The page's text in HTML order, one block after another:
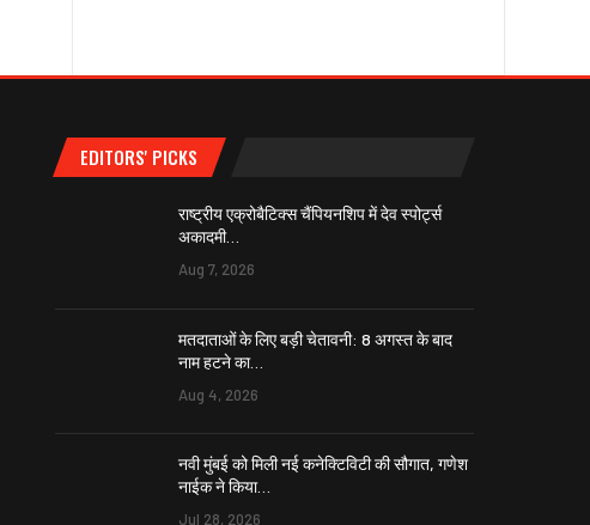
EDITORS' PICKS
राष्ट्रीय एक्रोबैटिक्स चैंपियनशिप में देव स्पोर्ट्स
अकादमी…
Aug 7, 2026
मतदाताओं के लिए बड़ी चेतावनी: 8 अगस्त के बाद
नाम हटने का…
Aug 4, 2026
नवी मुंबई को मिली नई कनेक्टिविटी की सौगात, गणेश
नाईक ने किया…
Jul 28, 2026